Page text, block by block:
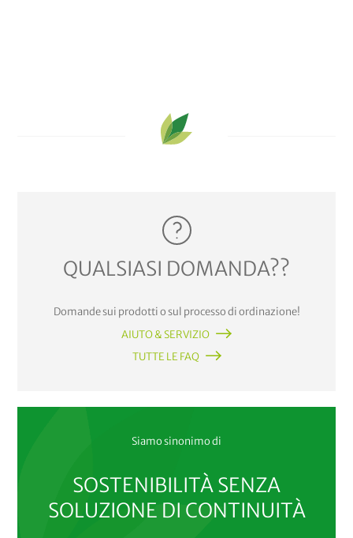
QUALSIASI DOMANDA??
Domande sui prodotti o sul processo di ordinazione!
AIUTO & SERVIZIO
TUTTE LE FAQ
Siamo sinonimo di
SOSTENIBILITÀ SENZA
SOLUZIONE DI CONTINUITÀ